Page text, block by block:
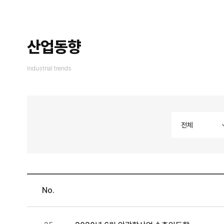
산업동향
Industrial trends
전체
전체
No.